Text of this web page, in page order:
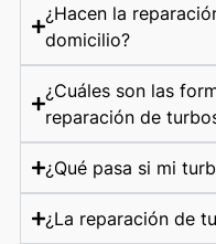
¿Hacen la
domicilio?
¿Cuáles son las
reparación de
¿Qué pasa si mi
¿La reparación de